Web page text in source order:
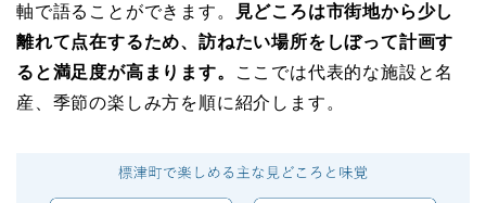
軸で語ることができます。
見どころは市街地から少し
離れて点在するため、訪ねたい場所をしぼって計画す
ると満足度が高まります。
ここでは代表的な施設と名
産、季節の楽しみ方を順に紹介します。